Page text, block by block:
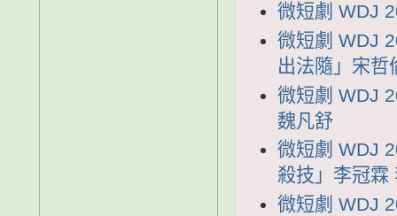
微短劇 WDJ
微短劇 WDJ
出法隨」宋哲
微短劇 WDJ
魏凡舒
微短劇 WDJ
殺技」李冠霖
微短劇 WDJ